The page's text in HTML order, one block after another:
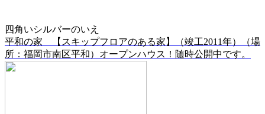
四角いシルバーのいえ
平和の家 【スキップフロアのある家】（竣工2011年）（場
所：福岡市南区平和）オープンハウス！随時公開中です。